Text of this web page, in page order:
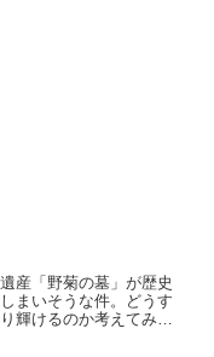
産「野菊の墓」が歴史
まいそうな件。どうす
輝けるのか考えてみ